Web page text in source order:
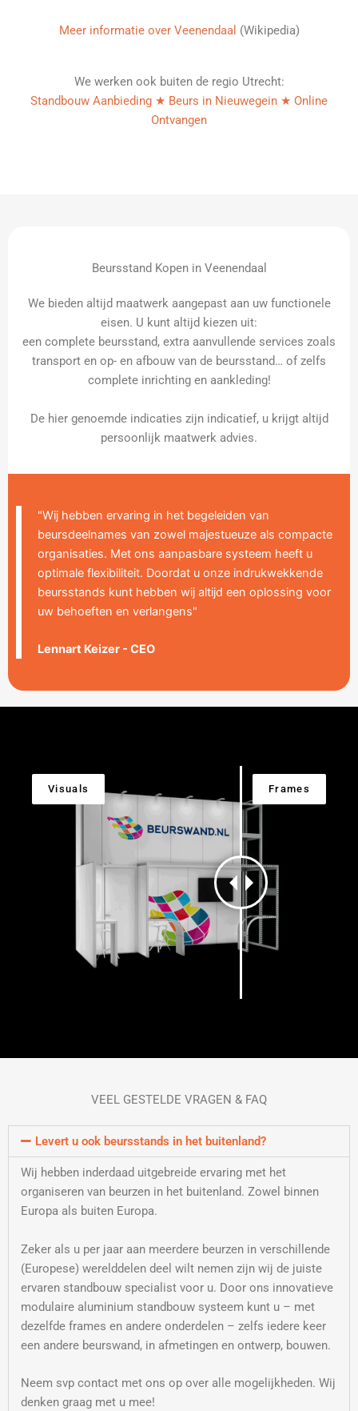
Meer informatie over Veenendaal (Wikipedia)
We werken ook buiten de regio Utrecht:
Standbouw Aanbieding ★ Beurs in Nieuwegein ★ Online
Ontvangen
Beursstand Kopen in Veenendaal
We bieden altijd maatwerk aangepast aan uw functionele
eisen. U kunt altijd kiezen uit:
een complete beursstand, extra aanvullende services zoals
transport en op- en afbouw van de beursstand… of zelfs
complete inrichting en aankleding!
De hier genoemde indicaties zijn indicatief, u krijgt altijd
persoonlijk maatwerk advies.
"Wij hebben ervaring in het begeleiden van
beursdeelnames van zowel majestueuze als compacte
organisaties. Met ons aanpasbare systeem heeft u
optimale flexibiliteit. Doordat u onze indrukwekkende
beursstands kunt hebben wij altijd een oplossing voor
uw behoeften en verlangens"
Lennart Keizer - CEO
VEEL GESTELDE VRAGEN & FAQ
Levert u ook beursstands in het buitenland?
Wij hebben inderdaad uitgebreide ervaring met het
organiseren van beurzen in het buitenland. Zowel binnen
Europa als buiten Europa.
Zeker als u per jaar aan meerdere beurzen in verschillende
(Europese) werelddelen deel wilt nemen zijn wij de juiste
ervaren standbouw specialist voor u. Door ons innovatieve
modulaire aluminium standbouw systeem kunt u – met
dezelfde frames en andere onderdelen – zelfs iedere keer
een andere beurswand, in afmetingen en ontwerp, bouwen.
Neem svp contact met ons op over alle mogelijkheden. Wij
denken graag met u mee!